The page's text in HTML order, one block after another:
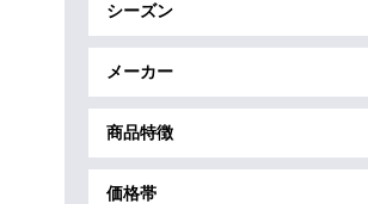
シーズン
メーカー
商品特徴
価格帯